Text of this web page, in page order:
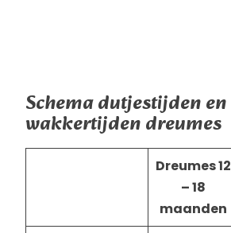
Schema dutjestijden en
wakkertijden dreumes
Dreumes 12
– 18
maanden